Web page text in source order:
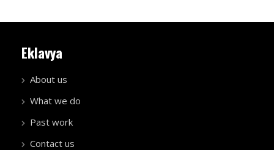
Eklavya
About us
What we do
Past work
Contact us